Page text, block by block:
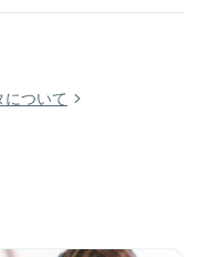
ついて